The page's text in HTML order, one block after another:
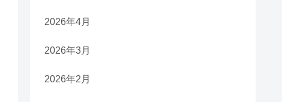
2026年4月
2026年3月
2026年2月